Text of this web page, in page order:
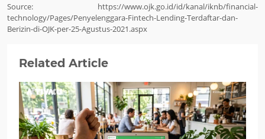
Source: https://www.ojk.go.id/id/kanal/iknb/financial-
technology/Pages/Penyelenggara-Fintech-Lending-Terdaftar-dan-
Berizin-di-OJK-per-25-Agustus-2021.aspx
Related Article